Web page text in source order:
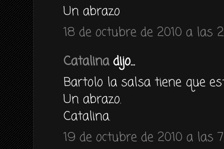
Un abrazo
18 de octubre de 2010 a las
Catalinadijo...
Bartolo la salsa tiene que
Un abrazo.
Catalina.
19 de octubre de 2010 a las